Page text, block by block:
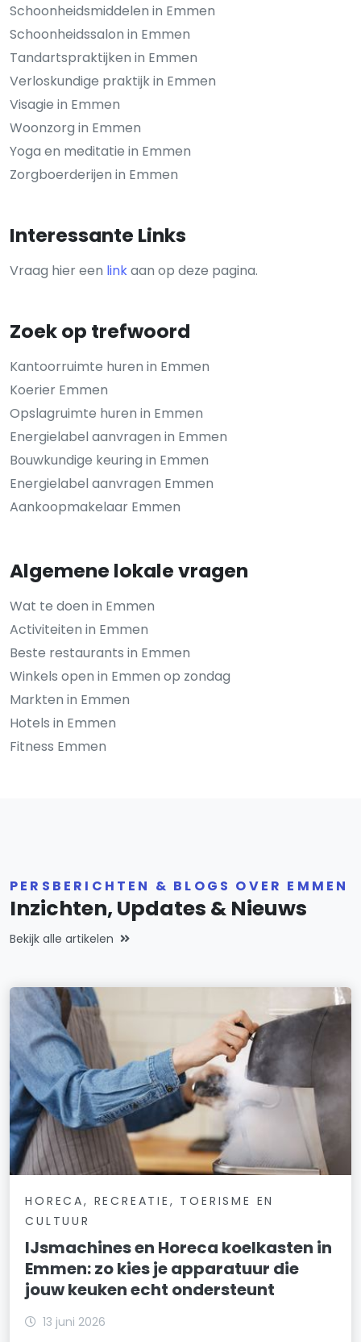
Schoonheidsmiddelen in Emmen
Schoonheidssalon in Emmen
Tandartspraktijken in Emmen
Verloskundige praktijk in Emmen
Visagie in Emmen
Woonzorg in Emmen
Yoga en meditatie in Emmen
Zorgboerderijen in Emmen
Interessante Links
Vraag hier een linkaan op deze pagina.
Zoek op trefwoord
Kantoorruimte huren in Emmen
Koerier Emmen
Opslagruimte huren in Emmen
Energielabel aanvragen in Emmen
Bouwkundige keuring in Emmen
Energielabel aanvragen Emmen
Aankoopmakelaar Emmen
Algemene lokale vragen
Wat te doen in Emmen
Activiteiten in Emmen
Beste restaurants in Emmen
Winkels open in Emmen op zondag
Markten in Emmen
Hotels in Emmen
Fitness Emmen
PERSBERICHTEN & BLOGS OVER EMMEN
Inzichten, Updates & Nieuws
Bekijk alle artikelen
HORECA, RECREATIE, TOERISME EN
CULTUUR
IJsmachines en Horeca koelkasten in
Emmen: zo kies je apparatuur die
jouw keuken echt ondersteunt
13 juni 2026